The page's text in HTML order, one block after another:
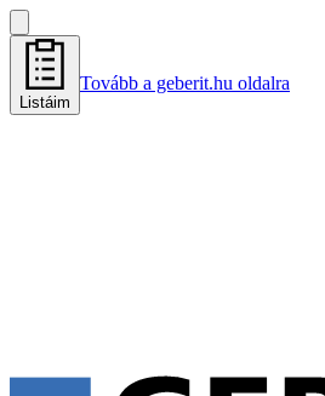
Listáim
Tovább a geberit.hu oldalra